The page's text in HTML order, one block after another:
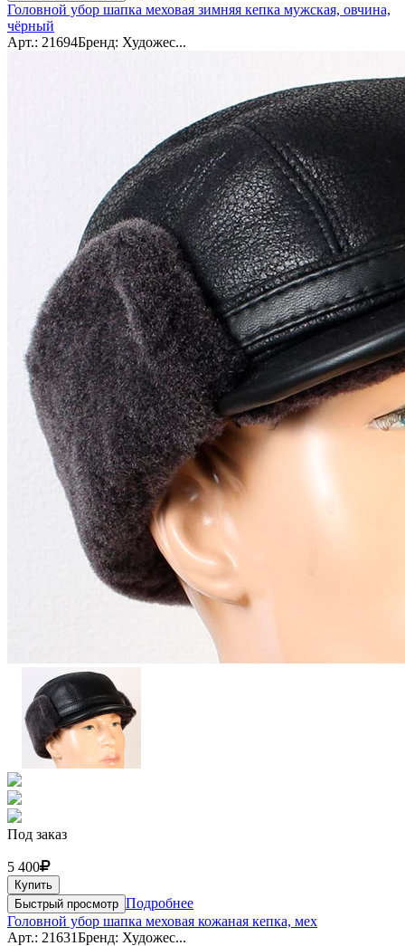
Головной убор шапка меховая зимняя кепка мужская, овчина,
чёрный
Арт.: 21694Бренд: Художес...
Под заказ
5 400
Купить
Быстрый просмотр Подробнее
Головной убор шапка меховая кожаная кепка, мех
Арт.: 21631Бренд: Художес...